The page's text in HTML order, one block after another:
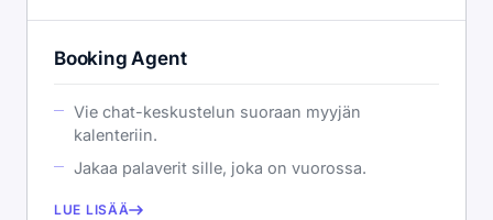
Booking Agent
Vie chat-keskustelun suoraan myyjän
kalenteriin.
Jakaa palaverit sille, joka on vuorossa.
LUE LISÄÄ